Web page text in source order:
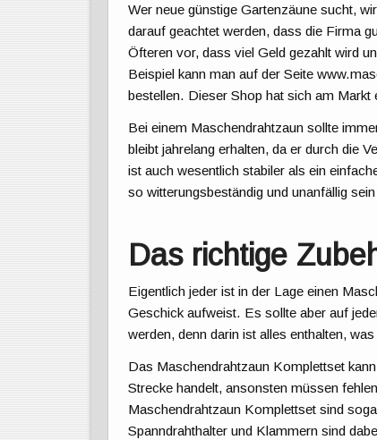
Wer neue günstige Gartenzäune sucht,
darauf geachtet werden, dass die Firma
Öfteren vor, dass viel Geld gezahlt wird
Beispiel kann man auf der Seite
bestellen. Dieser Shop hat sich am Markt
Bei einem Maschendrahtzaun sollte
bleibt jahrelang erhalten, da er durch die
ist auch wesentlich stabiler als ein
so witterungsbeständig und unanfällig
Das richtige
Eigentlich jeder ist in der Lage einen
Geschick aufweist. Es sollte aber auf
werden, denn darin ist alles enthalten,
Das Maschendrahtzaun Komplettset
Strecke handelt, ansonsten müssen
Maschendrahtzaun Komplettset sind
Spanndrahthalter und Klammern sind